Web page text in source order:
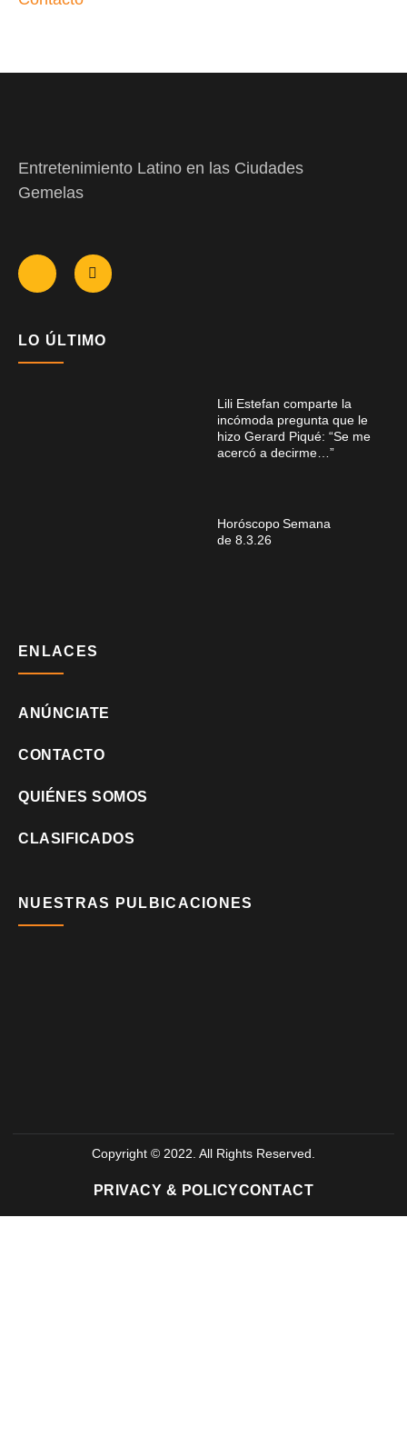
Entretenimiento Latino en las Ciudades
Gemelas
LO ÚLTIMO
Lili Estefan comparte la
incómoda pregunta que le
hizo Gerard Piqué: “Se me
acercó a decirme…”
Horóscopo Semana
de 8.3.26
ENLACES
ANÚNCIATE
CONTACTO
QUIÉNES SOMOS
CLASIFICADOS
NUESTRAS PULBICACIONES
Copyright © 2022. All Rights Reserved.
PRIVACY & POLICYCONTACT